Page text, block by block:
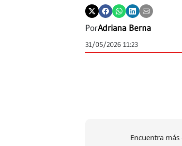
PorAdriana Berna
31/05/2026 11:23
Encuentra